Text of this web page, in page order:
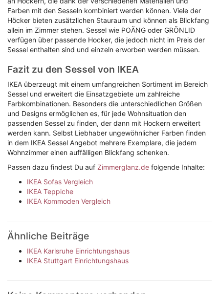
Farben mit den Sesseln kombiniert werden können. Viele der
Höcker bieten zusätzlichen Stauraum und können als Blickfang
allein im Zimmer stehen. Sessel wie POÄNG oder GRÖNLID
verfügen über passende Hocker, die jedoch nicht im Preis der
Sessel enthalten sind und einzeln erworben werden müssen.
Fazit zu den Sessel von IKEA
IKEA überzeugt mit einem umfangreichen Sortiment im Bereich
Sessel und erweitert die Einsatzgebiete um zahlreiche
Farbkombinationen. Besonders die unterschiedlichen Größen
und Designs ermöglichen es, für jede Wohnsituation den
passenden Sessel zu finden, der dann mit Hockern erweitert
werden kann. Selbst Liebhaber ungewöhnlicher Farben finden
in dem IKEA Sessel Angebot mehrere Exemplare, die jedem
Wohnzimmer einen auffälligen Blickfang schenken.
Passen dazu findest Du auf Zimmerglanz.de folgende Inhalte:
IKEA Sofas Vergleich
IKEA Teppiche
IKEA Kommoden Vergleich
Ähnliche Beiträge
IKEA Karlsruhe Einrichtungshaus
IKEA Stuttgart Einrichtungshaus